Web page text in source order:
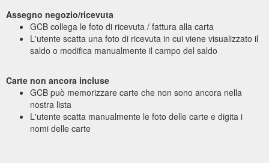
Assegno negozio/ricevuta
GCB collega le foto di ricevuta / fattura alla carta
L'utente scatta una foto di ricevuta in cui viene visualizzato il
saldo o modifica manualmente il campo del saldo
Carte non ancora incluse
GCB può memorizzare carte che non sono ancora nella
nostra lista
L'utente scatta manualmente le foto delle carte e digita i
nomi delle carte